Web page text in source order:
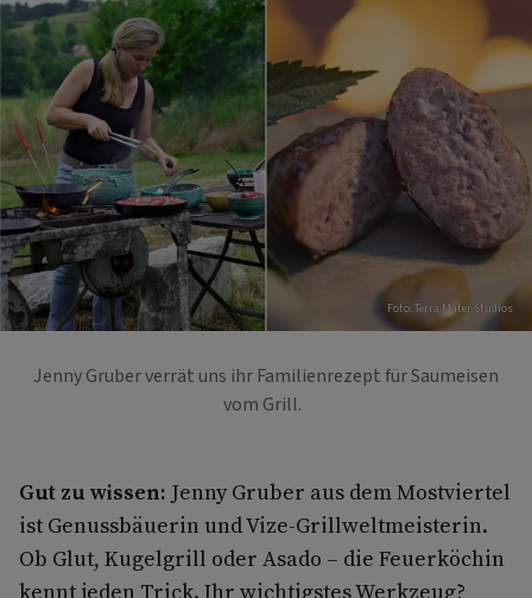
Foto: Terra Mater Studios
Jenny Gruber verrät uns ihr Familienrezept für Saumeisen
vom Grill.
Gut zu wissen: Jenny Gruber aus dem Mostviertel
ist Genussbäuerin und Vize-Grillweltmeisterin.
Ob Glut, Kugelgrill oder Asado – die Feuerköchin
kennt jeden Trick. Ihr wichtigstes Werkzeug?